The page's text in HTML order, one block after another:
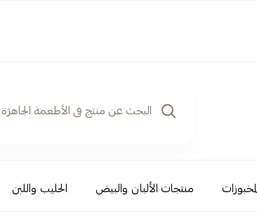
المخبوزات منتجات الألبان والبيض الحليب واللبن